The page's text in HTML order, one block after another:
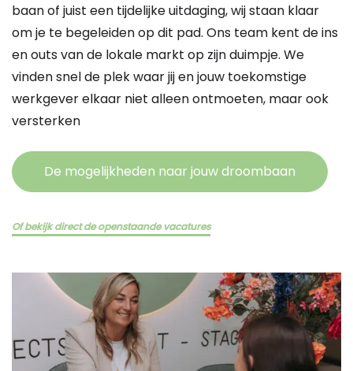
baan of juist een tijdelijke uitdaging, wij staan klaar
om je te begeleiden op dit pad. Ons team kent de ins
en outs van de lokale markt op zijn duimpje. We
vinden snel de plek waar jij en jouw toekomstige
werkgever elkaar niet alleen ontmoeten, maar ook
versterken
De mogelijkheden naar jouw droombaan
Of bekijk direct de openstaande vacatures